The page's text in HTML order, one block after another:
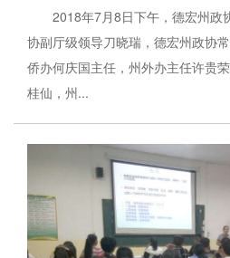
2018年7月8日下午，德宏州政
协副厅级领导刀晓瑞，德宏州政协
侨办何庆国主任，州外办主任许贵
桂仙，州...